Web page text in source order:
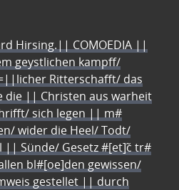
Hirsing.|| COMOEDIA ||
geystlichen kampff/
Ritterschafft/ das
die || Christen aus warheit
sich legen || m#
wider die Heel/ Todt/
|| Sünde/ Gesetz #[et]c̃ tr#
bl#[oe]den gewissen/
gestellet || durch